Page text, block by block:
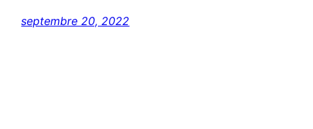
septembre 20, 2022